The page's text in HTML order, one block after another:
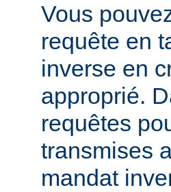
Vous
requête en
inverse en
approprié.
requêtes
transmises
mandat